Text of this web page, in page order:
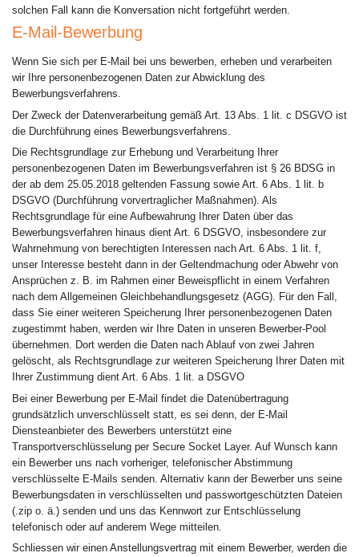
solchen Fall kann die Konversation nicht fortgeführt werden.
E-Mail-Bewerbung
Wenn Sie sich per E-Mail bei uns bewerben, erheben und verarbeiten
wir Ihre personenbezogenen Daten zur Abwicklung des
Bewerbungsverfahrens.
Der Zweck der Datenverarbeitung gemäß Art. 13 Abs. 1 lit. c DSGVO ist
die Durchführung eines Bewerbungsverfahrens.
Die Rechtsgrundlage zur Erhebung und Verarbeitung Ihrer
personenbezogenen Daten im Bewerbungsverfahren ist § 26 BDSG in
der ab dem 25.05.2018 geltenden Fassung sowie Art. 6 Abs. 1 lit. b
DSGVO (Durchführung vorvertraglicher Maßnahmen). Als
Rechtsgrundlage für eine Aufbewahrung Ihrer Daten über das
Bewerbungsverfahren hinaus dient Art. 6 DSGVO, insbesondere zur
Wahrnehmung von berechtigten Interessen nach Art. 6 Abs. 1 lit. f,
unser Interesse besteht dann in der Geltendmachung oder Abwehr von
Ansprüchen z. B. im Rahmen einer Beweispflicht in einem Verfahren
nach dem Allgemeinen Gleichbehandlungsgesetz (AGG). Für den Fall,
dass Sie einer weiteren Speicherung Ihrer personenbezogenen Daten
zugestimmt haben, werden wir Ihre Daten in unseren Bewerber-Pool
übernehmen. Dort werden die Daten nach Ablauf von zwei Jahren
gelöscht, als Rechtsgrundlage zur weiteren Speicherung Ihrer Daten mit
Ihrer Zustimmung dient Art. 6 Abs. 1 lit. a DSGVO
Bei einer Bewerbung per E-Mail findet die Datenübertragung
grundsätzlich unverschlüsselt statt, es sei denn, der E-Mail
Diensteanbieter des Bewerbers unterstützt eine
Transportverschlüsselung per Secure Socket Layer. Auf Wunsch kann
ein Bewerber uns nach vorheriger, telefonischer Abstimmung
verschlüsselte E-Mails senden. Alternativ kann der Bewerber uns seine
Bewerbungsdaten in verschlüsselten und passwortgeschützten Dateien
(.zip o. ä.) senden und uns das Kennwort zur Entschlüsselung
telefonisch oder auf anderem Wege mitteilen.
Schliessen wir einen Anstellungsvertrag mit einem Bewerber, werden die